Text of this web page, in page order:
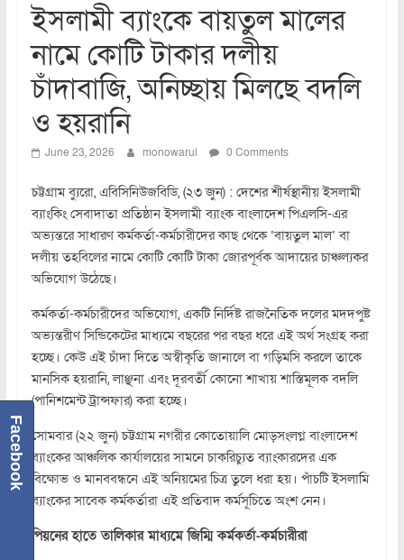
ইসলামী ব্যাংকে বায়তুল মালের
নামে কোটি টাকার দলীয়
চাঁদাবাজি, অনিচ্ছায় মিলছে বদলি
ও হয়রানি
June 23, 2026 monowarul 0 Comments
চট্টগ্রাম ব্যুরো, এবিসিনিউজবিডি, (২৩ জুন) : দেশের শীর্ষস্থানীয় ইসলামী
ব্যাংকিং সেবাদাতা প্রতিষ্ঠান ইসলামী ব্যাংক বাংলাদেশ পিএলসি-এর
অভ্যন্তরে সাধারণ কর্মকর্তা-কর্মচারীদের কাছ থেকে ‘বায়তুল মাল’ বা
দলীয় তহবিলের নামে কোটি কোটি টাকা জোরপূর্বক আদায়ের চাঞ্চল্যকর
অভিযোগ উঠেছে।
কর্মকর্তা-কর্মচারীদের অভিযোগ, একটি নির্দিষ্ট রাজনৈতিক দলের মদদপুষ্ট
অভ্যন্তরীণ সিন্ডিকেটের মাধ্যমে বছরের পর বছর ধরে এই অর্থ সংগ্রহ করা
হচ্ছে। কেউ এই চাঁদা দিতে অস্বীকৃতি জানালে বা গড়িমসি করলে তাকে
মানসিক হয়রানি, লাঞ্ছনা এবং দূরবর্তী কোনো শাখায় শাস্তিমূলক বদলি
(পানিশমেন্ট ট্রান্সফার) করা হচ্ছে।
সোমবার (২২ জুন) চট্টগ্রাম নগরীর কোতোয়ালি মোড়সংলগ্ন বাংলাদেশ
ব্যাংকের আঞ্চলিক কার্যালয়ের সামনে চাকরিচ্যুত ব্যাংকারদের এক
বিক্ষোভ ও মানববন্ধনে এই অনিয়মের চিত্র তুলে ধরা হয়। পাঁচটি ইসলামি
ব্যাংকের সাবেক কর্মকর্তারা এই প্রতিবাদ কর্মসূচিতে অংশ নেন।
পিয়নের হাতে তালিকার মাধ্যমে জিম্মি কর্মকর্তা-কর্মচারীরা
Facebook